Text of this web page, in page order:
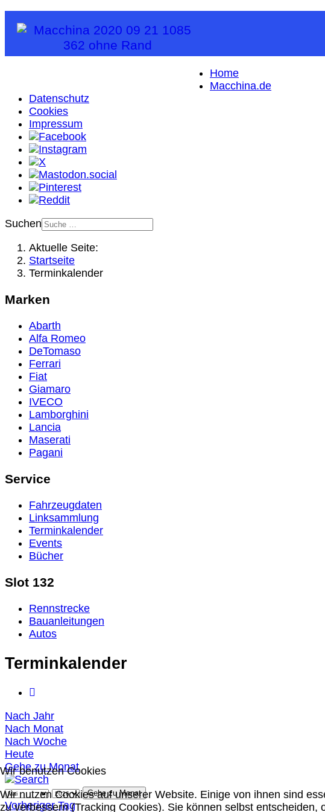
Home
Macchina.de
Datenschutz
Cookies
Impressum
Suchen
Aktuelle Seite:
Startseite
Terminkalender
Marken
Abarth
Alfa Romeo
DeTomaso
Ferrari
Fiat
Giamaro
IVECO
Lamborghini
Lancia
Maserati
Pagani
Service
Fahrzeugdaten
Linksammlung
Terminkalender
Events
Bücher
Slot 132
Rennstrecke
Bauanleitungen
Autos
Terminkalender
Nach Jahr
Nach Monat
Nach Woche
Heute
Gehe zu Monat
Gehe zu Monat
Vorheriger Tag
Wir benutzen Cookies
Wir nutzen Cookies auf unserer Website. Einige von ihnen sind
zu verbessern (Tracking Cookies). Sie können selbst